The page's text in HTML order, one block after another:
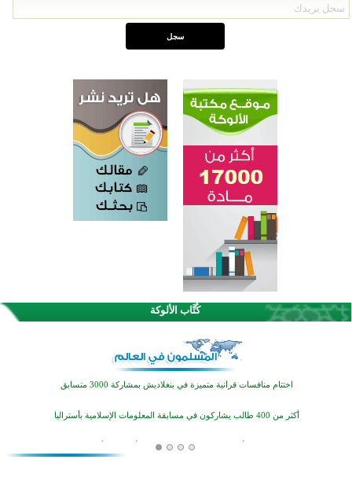
كُتَّاب الألوكة
اختتام الدورة التاسعة لمسابقة حفظ وتلاوة القرآن الكريم في أزناكاييف
تيسليتش تختتم برنامجا تعليميا لتعزيز القيم وبناء الشخصية للشباب المسلمين
اختتام منافسات قرآنية متميزة في بنغلاديش بمشاركة 3000 متسابق
أكثر من 400 طالب يشاركون في مسابقة المعلومات الإسلامية بأستراليا
افتتاح تاريخي لأول مسجد في بلييفليا بالجبل الأسود منذ أكثر من قرن